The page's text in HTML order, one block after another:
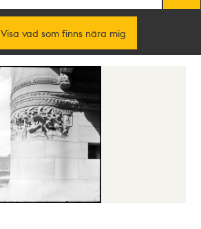
Visa vad som finns nära mig